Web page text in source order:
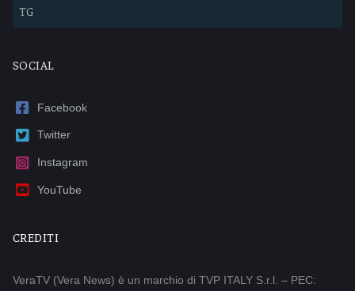
TG
SOCIAL
Facebook
Twitter
Instagram
YouTube
CREDITI
VeraTV (Vera News) è un marchio di TVP ITALY S.r.l. – PEC: